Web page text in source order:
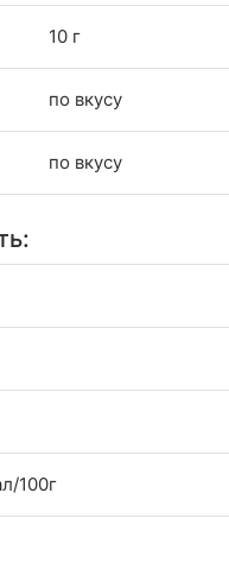
10 г
по вкусу
по вкусу
100г